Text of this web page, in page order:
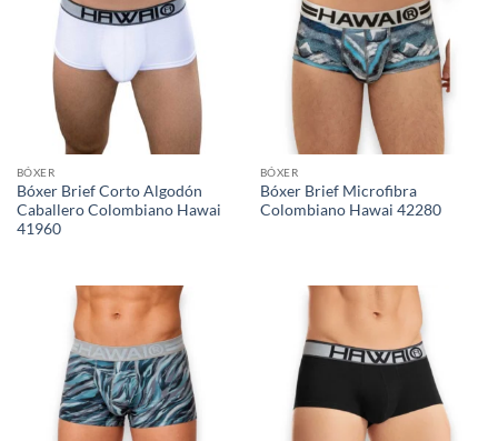
BÓXER
Bóxer Brief Corto Algodón
Caballero Colombiano Hawai
41960
BÓXER
Bóxer Brief Microfibra
Colombiano Hawai 42280